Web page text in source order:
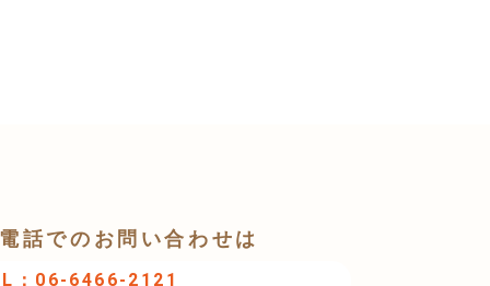
話でのお問い合わせは
：06-6466-2121